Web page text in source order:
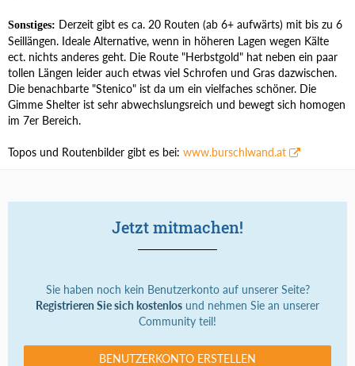
Sonstiges: Derzeit gibt es ca. 20 Routen (ab 6+ aufwärts) mit bis zu 6
Seillängen. Ideale Alternative, wenn in höheren Lagen wegen Kälte
ect. nichts anderes geht. Die Route "Herbstgold" hat neben ein paar
tollen Längen leider auch etwas viel Schrofen und Gras dazwischen.
Die benachbarte "Stenico" ist da um ein vielfaches schöner. Die
Gimme Shelter ist sehr abwechslungsreich und bewegt sich homogen
im 7er Bereich.
Topos und Routenbilder gibt es bei: www.burschlwand.at
Jetzt mitmachen!
Sie haben noch kein Benutzerkonto auf unserer Seite?
Registrieren Sie sich kostenlos und nehmen Sie an unserer
Community teil!
BENUTZERKONTO ERSTELLEN